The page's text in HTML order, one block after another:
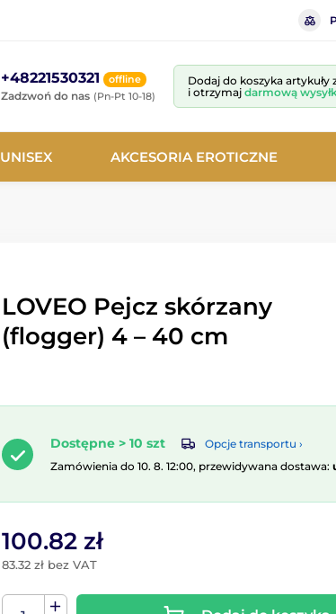
+48221530321 offline
Zadzwoń do nas (Pn-Pt 10-18)
Dodaj do koszyka artykuły
i otrzymaj darmową
UNISEX AKCESORIA EROTICZNE
LOVEO Pejcz skórzany
(flogger) 4 – 40 cm
Dostępne > 10 szt
Opcje transportu ›
Zamówienia do 10. 8. 12:00, przewidywana dostawa:
100.82 zł
83.32 zł bez VAT